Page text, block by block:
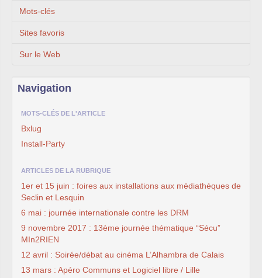
Mots-clés
Sites favoris
Sur le Web
Navigation
MOTS-CLÉS DE L'ARTICLE
Bxlug
Install-Party
ARTICLES DE LA RUBRIQUE
1er et 15 juin : foires aux installations aux médiathèques de
Seclin et Lesquin
6 mai : journée internationale contre les DRM
9 novembre 2017 : 13ème journée thématique “Sécu”
MIn2RIEN
12 avril : Soirée/débat au cinéma L’Alhambra de Calais
13 mars : Apéro Communs et Logiciel libre / Lille